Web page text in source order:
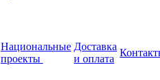
Национальные
проекты
Доставка
и оплата